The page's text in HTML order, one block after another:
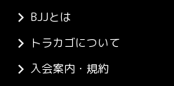
BJJとは
トラカゴについて
入会案内・規約